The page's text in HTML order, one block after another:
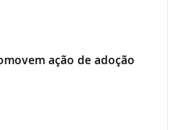
ação de adoção